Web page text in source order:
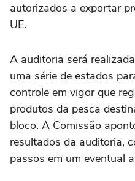
autorizados a exportar
UE.
A auditoria será
uma série de estados
controle em vigor que
produtos da pesca
bloco. A Comissão
resultados da auditoria,
passos em um eventual